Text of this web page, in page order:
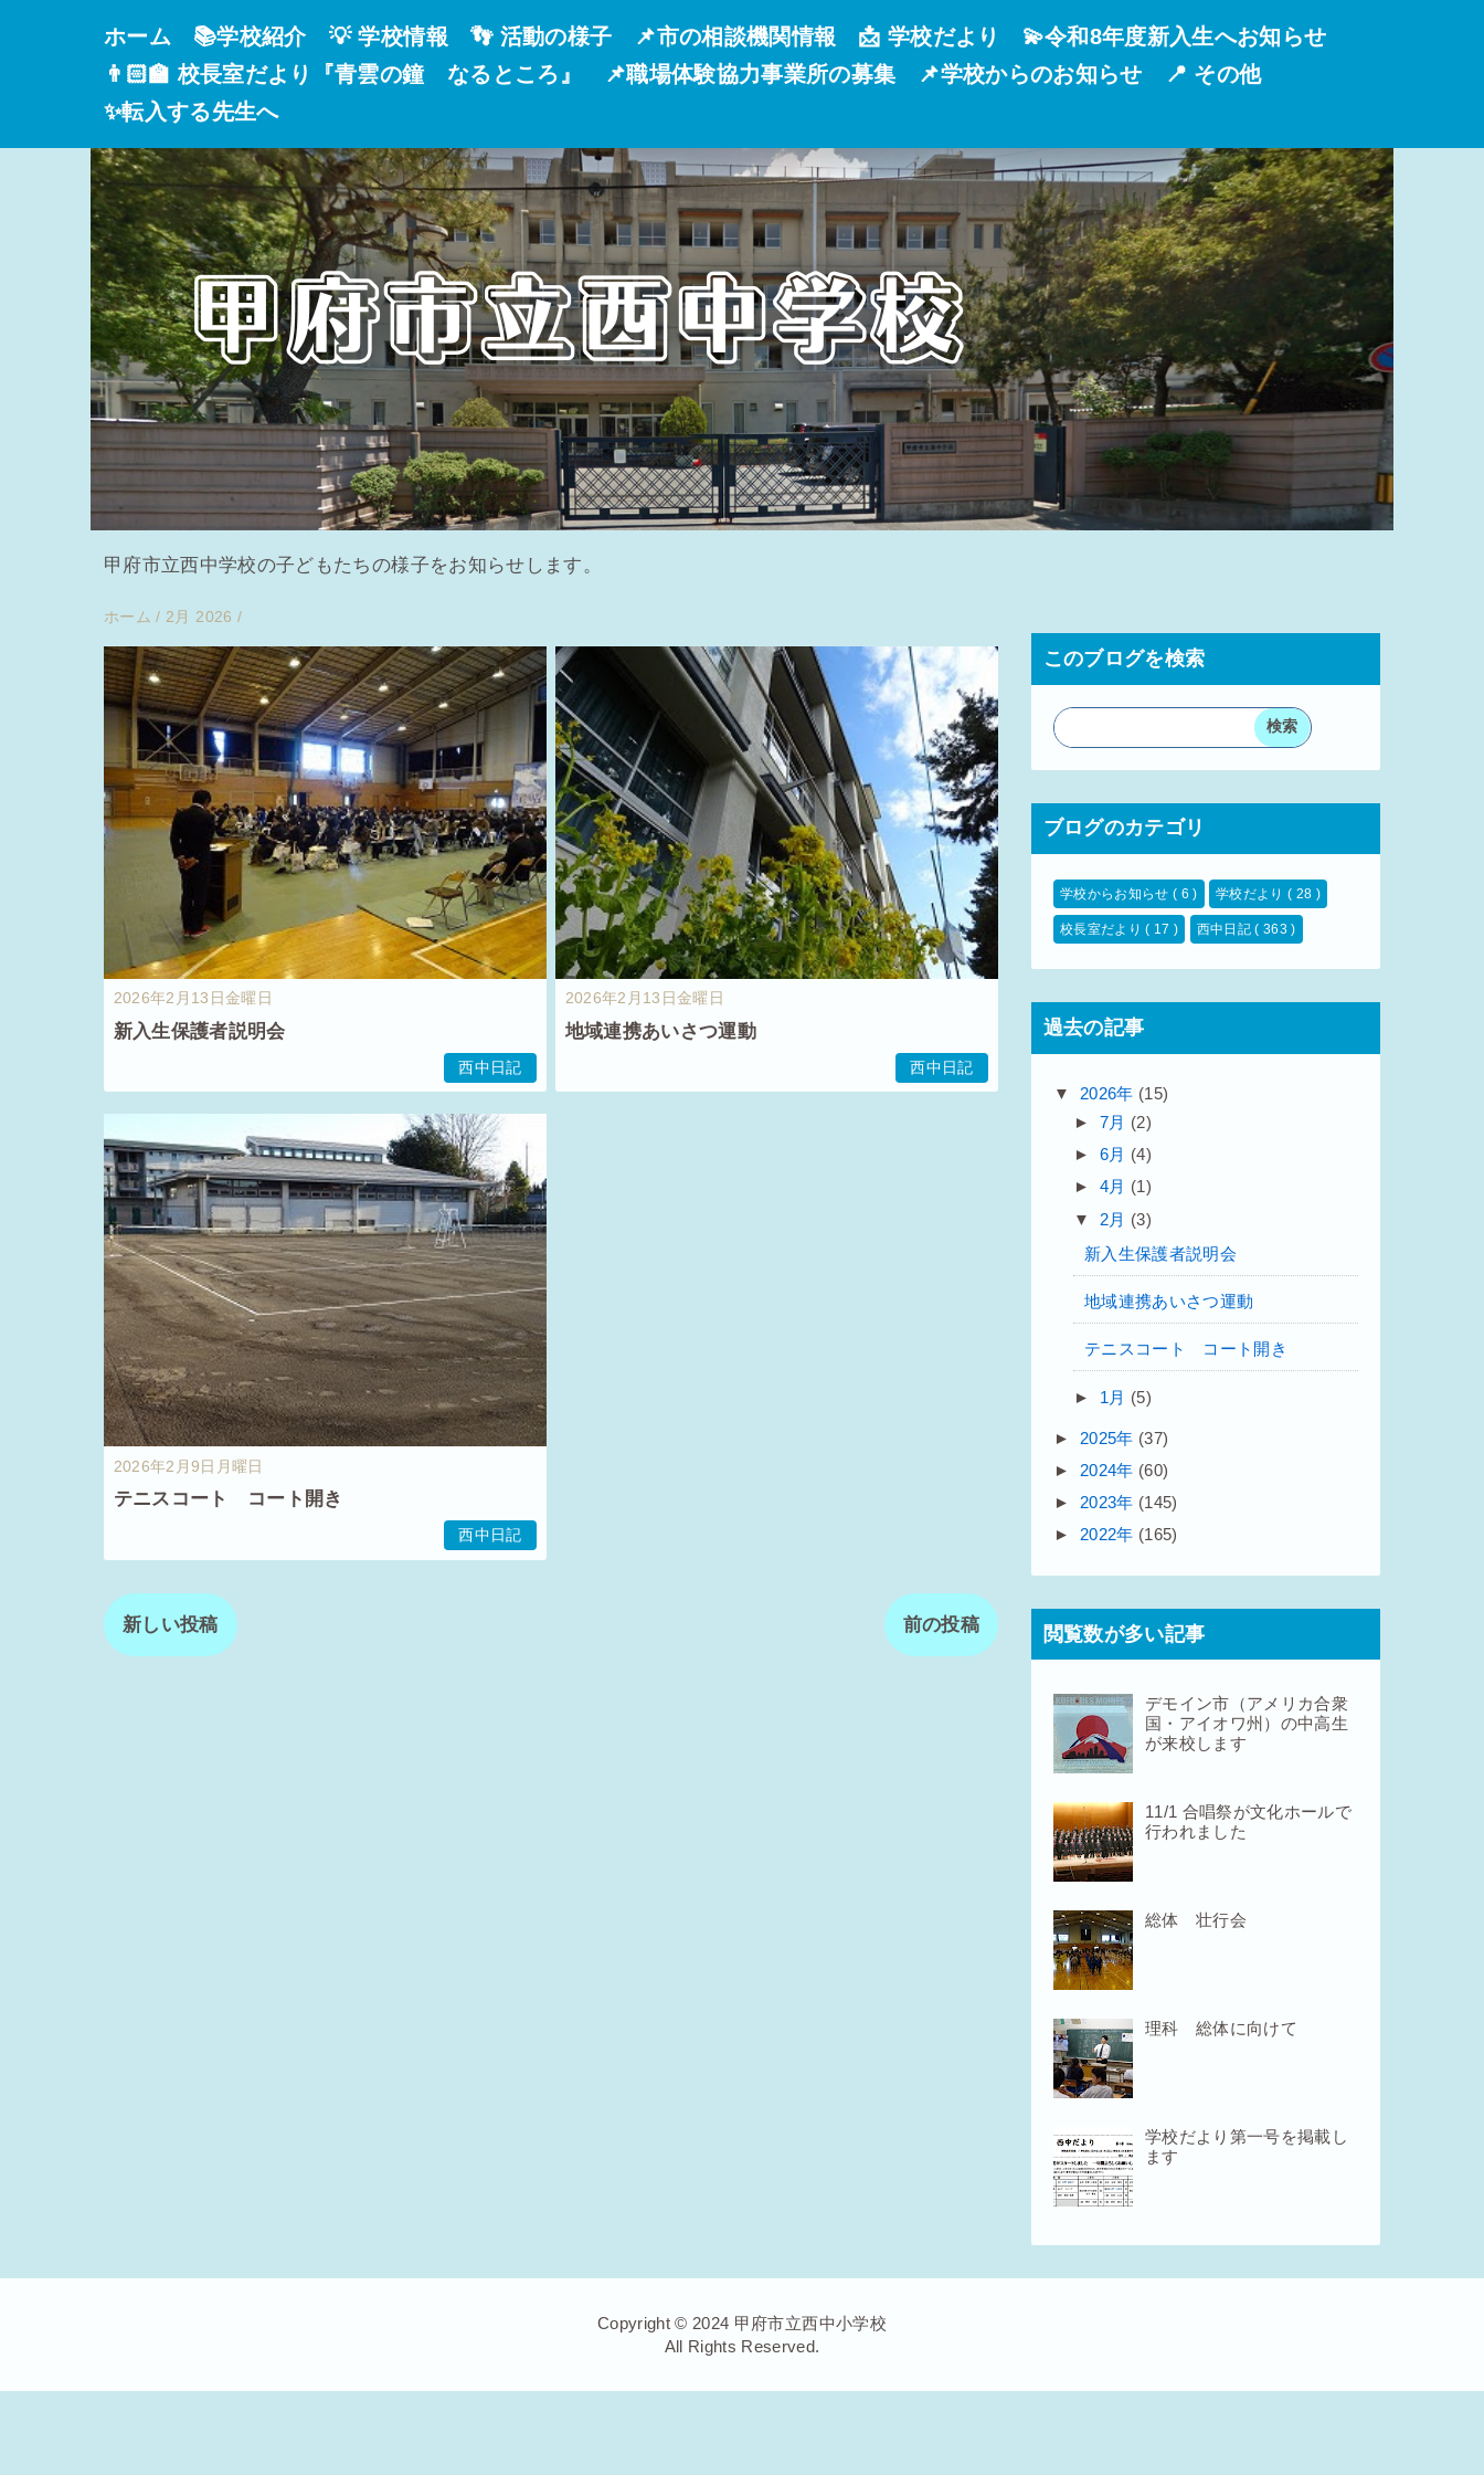
ホーム 📚学校紹介 💡 学校情報 👣 活動の様子 📌市の相談機関情報 📩 学校だより
💫令和8年度新入生へお知らせ
👨🏻‍🏫 校長室だより『青雲の鐘 なるところ』
📌職場体験協力事業所の募集 📌学校からのお知らせ
📍 その他
✨転入する先生へ
甲府市立西中学校の子どもたちの様子をお知らせします。
ホーム / 2月 2026 /
2026年2月13日金曜日
新入生保護者説明会
西中日記
2026年2月13日金曜日
地域連携あいさつ運動
西中日記
2026年2月9日月曜日
テニスコート コート開き
西中日記
新しい投稿 前の投稿
このブログを検索
ブログのカテゴリ
学校からお知らせ ( 6 ) 学校だより( 28 )
校長室だより( 17 ) 西中日記( 363 )
過去の記事
▼ 2026年 (15)
► 7月 (2)
► 6月 (4)
► 4月 (1)
▼ 2月 (3)
新入生保護者説明会
地域連携あいさつ運動
テニスコート コート開き
► 1月 (5)
► 2025年 (37)
► 2024年 (60)
► 2023年 (145)
► 2022年 (165)
閲覧数が多い記事
デモイン市（アメリカ合衆
国・アイオワ州）の中高生
が来校します
11/1 合唱祭が文化ホールで
行われました
総体 壮行会
理科 総体に向けて
学校だより第一号を掲載し
ます
Copyright © 2024 甲府市立西中小学校
All Rights Reserved.